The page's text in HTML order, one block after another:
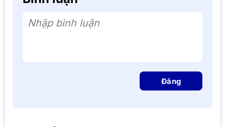
Nhập bình luận
Đăng